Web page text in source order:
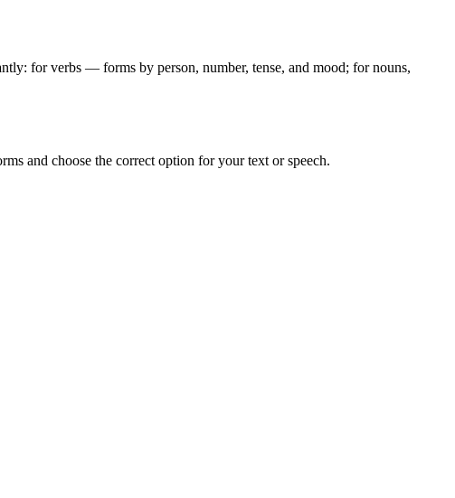
for verbs — forms by person, number, tense, and mood; for nouns,
and choose the correct option for your text or speech.